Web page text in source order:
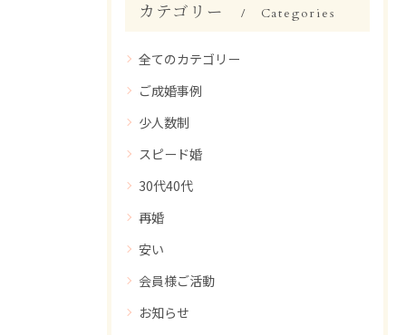
カテゴリー Categories
全てのカテゴリー
ご成婚事例
少人数制
スピード婚
30代40代
再婚
安い
会員様ご活動
お知らせ